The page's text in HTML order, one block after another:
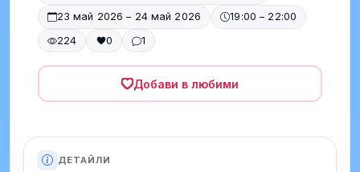
23 май 2026 – 24 май 2026
19:00 – 22:00
224
0 1
Добави в любими
ДЕТАЙЛИ